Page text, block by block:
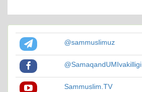
@sammuslimuz
@SamaqandUMIvakilligi
Sammuslim.TV